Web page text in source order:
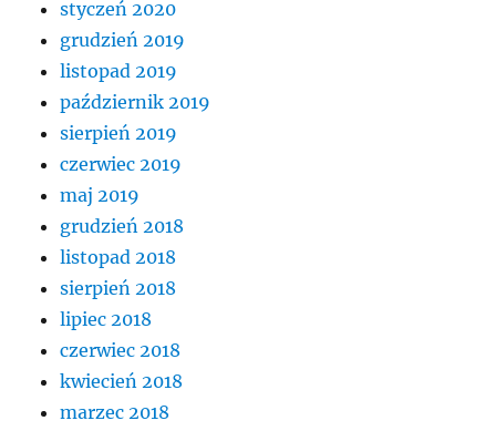
styczeń 2020
grudzień 2019
listopad 2019
październik 2019
sierpień 2019
czerwiec 2019
maj 2019
grudzień 2018
listopad 2018
sierpień 2018
lipiec 2018
czerwiec 2018
kwiecień 2018
marzec 2018